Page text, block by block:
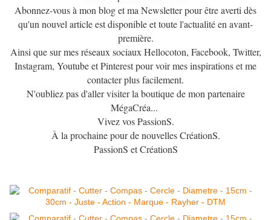
Abonnez-vous à mon blog et ma Newsletter pour être averti dès
qu'un nouvel article est disponible et toute l'actualité en avant-
première.
Ainsi que sur mes réseaux sociaux Hellocoton, Facebook, Twitter,
Instagram, Youtube et Pinterest pour voir mes inspirations et me
contacter plus facilement.
N'oubliez pas d'aller visiter la boutique de mon partenaire
MégaCréa...
Vivez vos PassionS.
À la prochaine pour de nouvelles CréationS.
PassionS et CréationS